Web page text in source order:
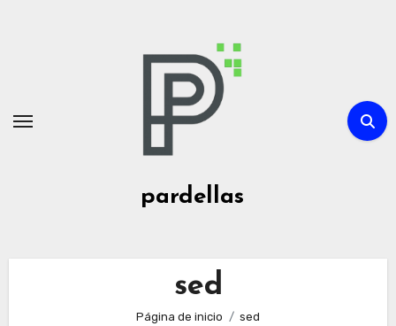
pardellas
sed
Página de inicio sed